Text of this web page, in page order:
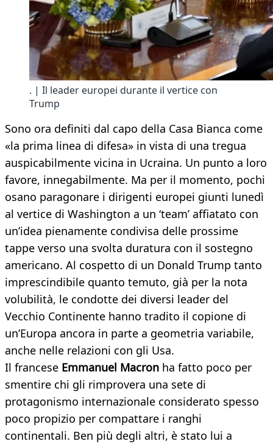
. | Il leader europei durante il vertice con
Trump
Sono ora definiti dal capo della Casa Bianca come
«la prima linea di difesa» in vista di una tregua
auspicabilmente vicina in Ucraina. Un punto a loro
favore, innegabilmente. Ma per il momento, pochi
osano paragonare i dirigenti europei giunti lunedì
al vertice di Washington a un ‘team’ affiatato con
un’idea pienamente condivisa delle prossime
tappe verso una svolta duratura con il sostegno
americano. Al cospetto di un Donald Trump tanto
imprescindibile quanto temuto, già per la nota
volubilità, le condotte dei diversi leader del
Vecchio Continente hanno tradito il copione di
un’Europa ancora in parte a geometria variabile,
anche nelle relazioni con gli Usa.
Il francese Emmanuel Macron ha fatto poco per
smentire chi gli rimprovera una sete di
protagonismo internazionale considerato spesso
poco propizio per compattare i ranghi
continentali. Ben più degli altri, è stato lui a